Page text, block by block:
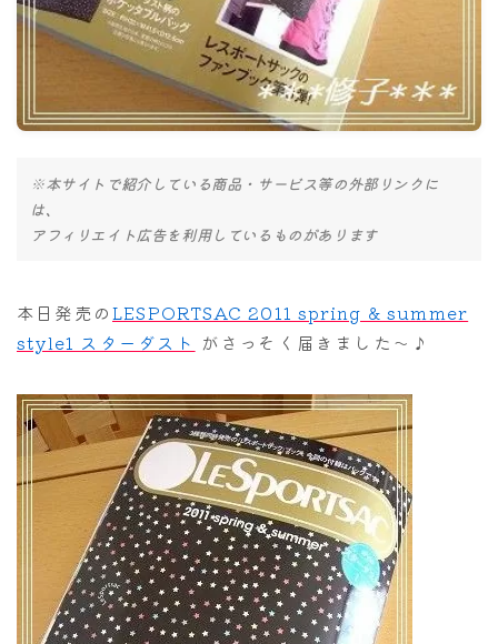
※本サイトで紹介している商品・サービス等の外部リンクに
は、
アフィリエイト広告を利用しているものがあります
本日発売のLESPORTSAC 2011 spring & summer
style1 スターダスト がさっそく届きました～♪